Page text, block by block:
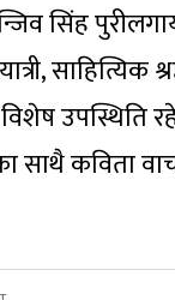
सिंह
साहित्यिक
उपस्थिति
साथै कविता